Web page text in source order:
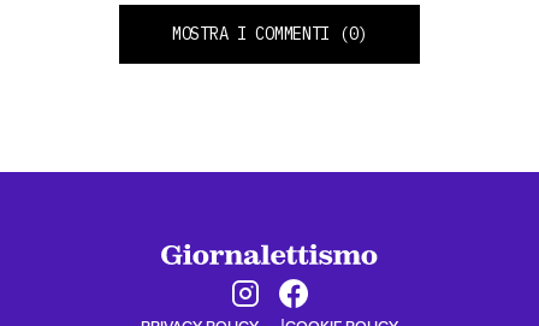
MOSTRA I COMMENTI (0)